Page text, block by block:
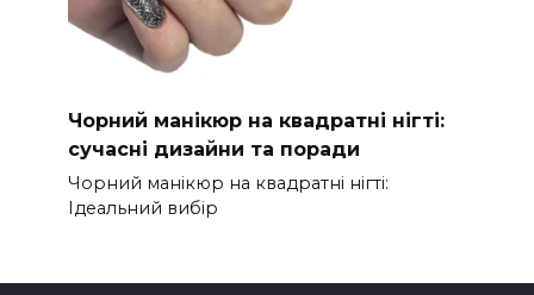
Чорний манікюр на квадратні нігті:
сучасні дизайни та поради
Чорний манікюр на квадратні нігті:
Ідеальний вибір